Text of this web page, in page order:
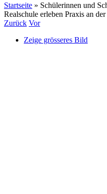
Startseite » Schülerinnen und
Realschule erleben Praxis an
Zurück Vor
Zeige grösseres Bild